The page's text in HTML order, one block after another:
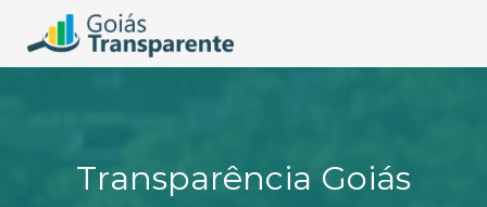
Transparência Goiás